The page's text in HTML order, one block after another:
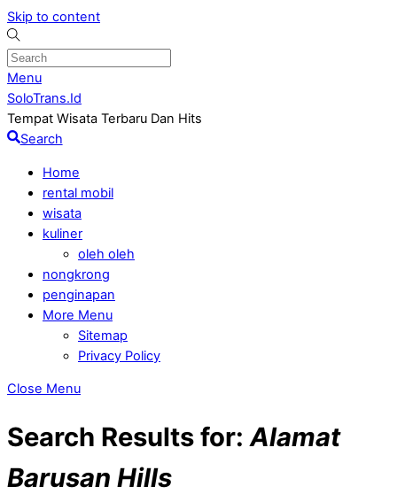
Skip to content
Menu
SoloTrans.Id
Tempat Wisata Terbaru Dan Hits
Search
Home
rental mobil
wisata
kuliner
oleh oleh
nongkrong
penginapan
More Menu
Sitemap
Privacy Policy
Close Menu
Search Results for: Alamat
Barusan Hills